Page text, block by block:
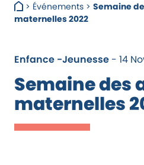
> Événements> Semaine
maternelles 2022
Enfance -Jeunesse - 14
Semaine des
maternelles